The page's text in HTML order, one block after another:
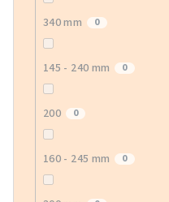
340 mm 0
145 - 240 mm 0
200 0
160 - 245 mm 0